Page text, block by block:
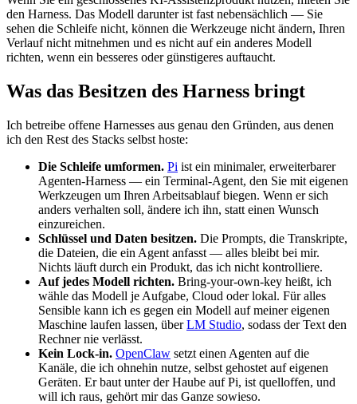
den Harness. Das Modell darunter ist fast nebensächlich — Sie
sehen die Schleife nicht, können die Werkzeuge nicht ändern, Ihren
Verlauf nicht mitnehmen und es nicht auf ein anderes Modell
richten, wenn ein besseres oder günstigeres auftaucht.
Was das Besitzen des Harness bringt
Ich betreibe offene Harnesses aus genau den Gründen, aus denen
ich den Rest des Stacks selbst hoste:
Die Schleife umformen. Pi ist ein minimaler, erweiterbarer
Agenten-Harness — ein Terminal-Agent, den Sie mit eigenen
Werkzeugen um Ihren Arbeitsablauf biegen. Wenn er sich
anders verhalten soll, ändere ich ihn, statt einen Wunsch
einzureichen.
Schlüssel und Daten besitzen. Die Prompts, die Transkripte,
die Dateien, die ein Agent anfasst — alles bleibt bei mir.
Nichts läuft durch ein Produkt, das ich nicht kontrolliere.
Auf jedes Modell richten. Bring-your-own-key heißt, ich
wähle das Modell je Aufgabe, Cloud oder lokal. Für alles
Sensible kann ich es gegen ein Modell auf meiner eigenen
Maschine laufen lassen, überLM Studio, sodass der Text den
Rechner nie verlässt.
Kein Lock-in. OpenClaw setzt einen Agenten auf die
Kanäle, die ich ohnehin nutze, selbst gehostet auf eigenen
Geräten. Er baut unter der Haube auf Pi, ist quelloffen, und
will ich raus, gehört mir das Ganze sowieso.